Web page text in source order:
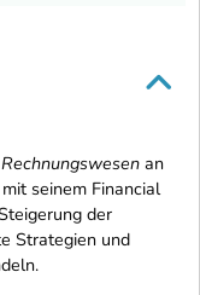
an
seinem Financial
der
Strategien und